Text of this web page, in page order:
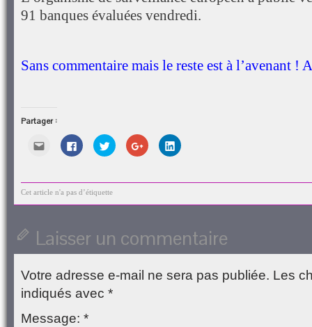
91 banques évaluées vendredi.
Sans commentaire mais le reste est à l’avenant !
Partager :
Cliquez
pour
envoyer
mail
à
nouvelle
fenêtre)
Cliquez
pour
partager
dans
une
Cliquez
pour
partager
dans
une
Cliquez
pour
partager
(ouvre
Cliquez
pour
dans
Cet article n'a pas d’étiquette
Laisser un commentaire
Votre adresse e-mail ne sera pas publiée. Les
indiqués avec *
Message: *